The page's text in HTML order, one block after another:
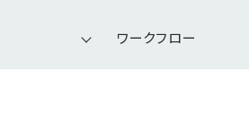
ワークフロー